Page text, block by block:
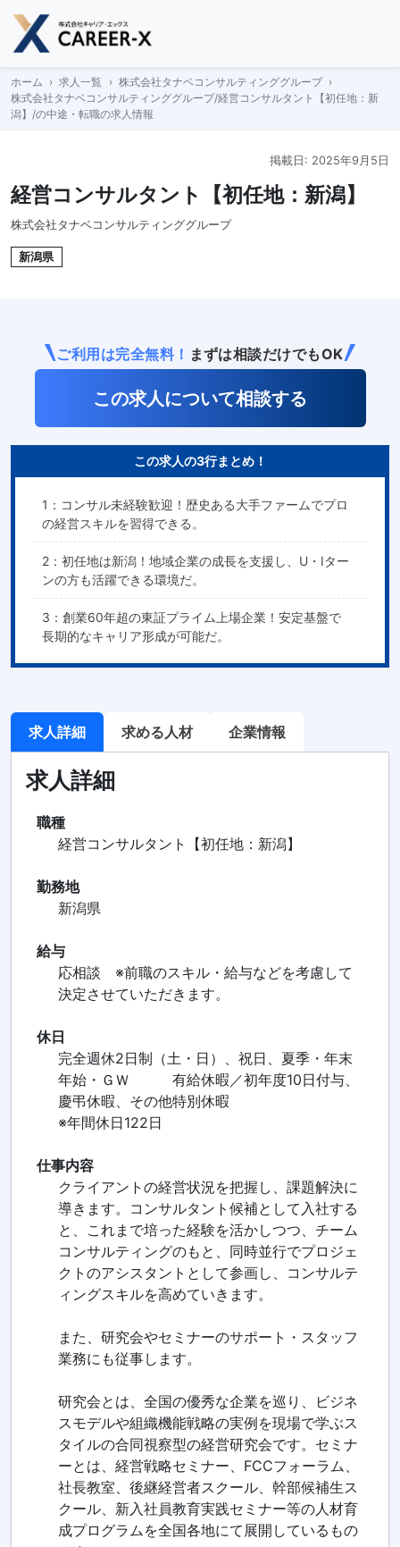
Skip
content
ホーム 求人一覧
株式会社タナベコンサルティンググループ
株式会社タナベコンサルティンググループ/経営コンサルタント【初任地：新
潟】/の中途・転職の求人情報
掲載日: 2025年9月5日
経営コンサルタント【初任地：新潟】
株式会社タナベコンサルティンググループ
新潟県
ご利用は完全無料！ まずは相談だけでもOK
この求人について相談する
この求人の3行まとめ！
1：コンサル未経験歓迎！歴史ある大手ファームでプロ
の経営スキルを習得できる。
2：初任地は新潟！地域企業の成長を支援し、U・Iター
ンの方も活躍できる環境だ。
3：創業60年超の東証プライム上場企業！安定基盤で
長期的なキャリア形成が可能だ。
求人詳細 求める人材 企業情報
求人詳細
職種
経営コンサルタント【初任地：新潟】
勤務地
新潟県
給与
応相談 ※前職のスキル・給与などを考慮して
決定させていただきます。
休日
完全週休2日制（土・日）、祝日、夏季・年末
年始・ＧＷ 有給休暇／初年度10日付与、
慶弔休暇、その他特別休暇
※年間休日122日
仕事内容
クライアントの経営状況を把握し、課題解決に
導きます。コンサルタント候補として入社する
と、これまで培った経験を活かしつつ、チーム
コンサルティングのもと、同時並行でプロジェ
クトのアシスタントとして参画し、コンサルテ
ィングスキルを高めていきます。
また、研究会やセミナーのサポート・スタッフ
業務にも従事します。
研究会とは、全国の優秀な企業を巡り、ビジネ
スモデルや組織機能戦略の実例を現場で学ぶス
タイルの合同視察型の経営研究会です。セミナ
ーとは、経営戦略セミナー、FCCフォーラム、
社長教室、後継経営者スクール、幹部候補生ス
クール、新入社員教育実践セミナー等の人材育
成プログラムを全国各地にて展開しているもの